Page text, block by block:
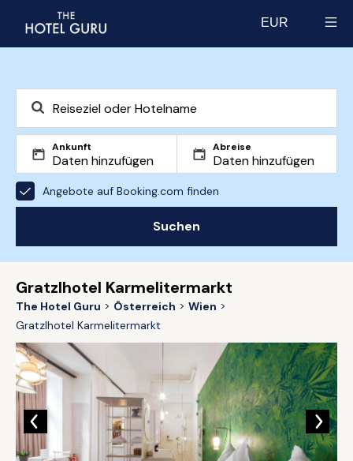
EUR
Ankunft Abreise
Angebote auf Booking.com finden
Suchen
Gratzlhotel Karmelitermarkt
The Hotel Guru Österreich
Wien
Gratzlhotel Karmelitermarkt